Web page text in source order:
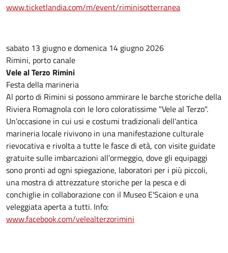
www.ticketlandia.com/m/event/riminisotterranea
sabato 13 giugno e domenica 14 giugno 2026
Rimini, porto canale
Vele al Terzo Rimini
Festa della marineria
Al porto di Rimini si possono ammirare le barche storiche della
Riviera Romagnola con le loro coloratissime "Vele al Terzo".
Un’occasione in cui usi e costumi tradizionali dell’antica
marineria locale rivivono in una manifestazione culturale
rievocativa e rivolta a tutte le fasce di età, con visite guidate
gratuite sulle imbarcazioni all’ormeggio, dove gli equipaggi
sono pronti ad ogni spiegazione, laboratori per i più piccoli,
una mostra di attrezzature storiche per la pesca e di
conchiglie in collaborazione con il Museo E'Scaion e una
veleggiata aperta a tutti. Info:
www.facebook.com/velealterzorimini